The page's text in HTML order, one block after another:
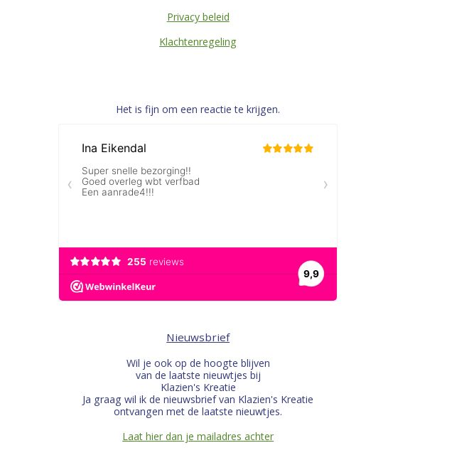
Privacy beleid
Klachtenregeling
Het is fijn om een reactie te krijgen.
Nieuwsbrief
Wil je ook op de hoogte blijven
van de laatste nieuwtjes bij
Klazien's Kreatie
Ja graag wil ik de nieuwsbrief van Klazien's Kreatie
ontvangen met de laatste nieuwtjes.
Laat hier dan je mailadres achter